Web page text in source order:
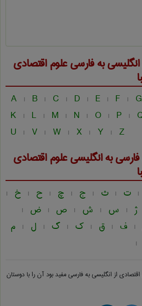
به فارسیعلوم اقتصادی
A | B | C | D | E | F | G
K | L | M | N | O | P |
U | V | W | X | Y | Z
به انگلیسیعلوم اقتصادی
| ت | ث | ج | چ | ح | خ |
ژ | س | ش | ص | ض |
| ف | ق | ک | گ | ل | م
|
اقتصادی از انگلیسی به فارسیمفید بود آن را با دوستان